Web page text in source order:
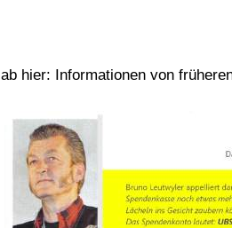
ab hier: Informationen von